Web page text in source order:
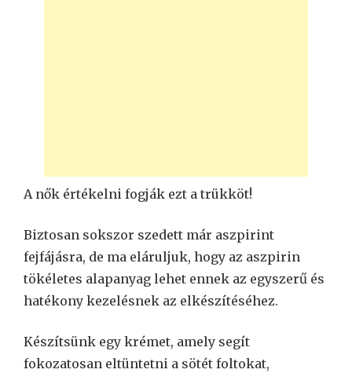
A nők értékelni fogják ezt a trükköt!
Biztosan sokszor szedett már aszpirint
fejfájásra, de ma eláruljuk, hogy az aszpirin
tökéletes alapanyag lehet ennek az egyszerű és
hatékony kezelésnek az elkészítéséhez.
Készítsünk egy krémet, amely segít
fokozatosan eltüntetni a sötét foltokat,